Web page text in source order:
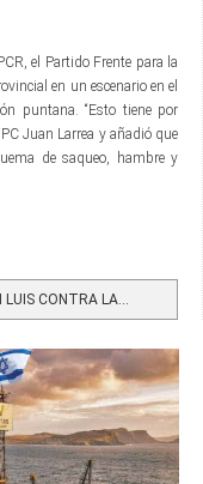
el Partido Frente para la
en un escenario en el
puntana. “Esto tiene por
Juan Larrea y añadió que
de saqueo, hambre y
CONTRA LA...